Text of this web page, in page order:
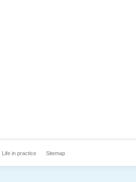
Life in practice Sitemap